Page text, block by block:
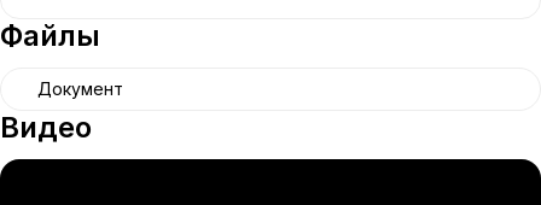
Файлы
Документ
Видео